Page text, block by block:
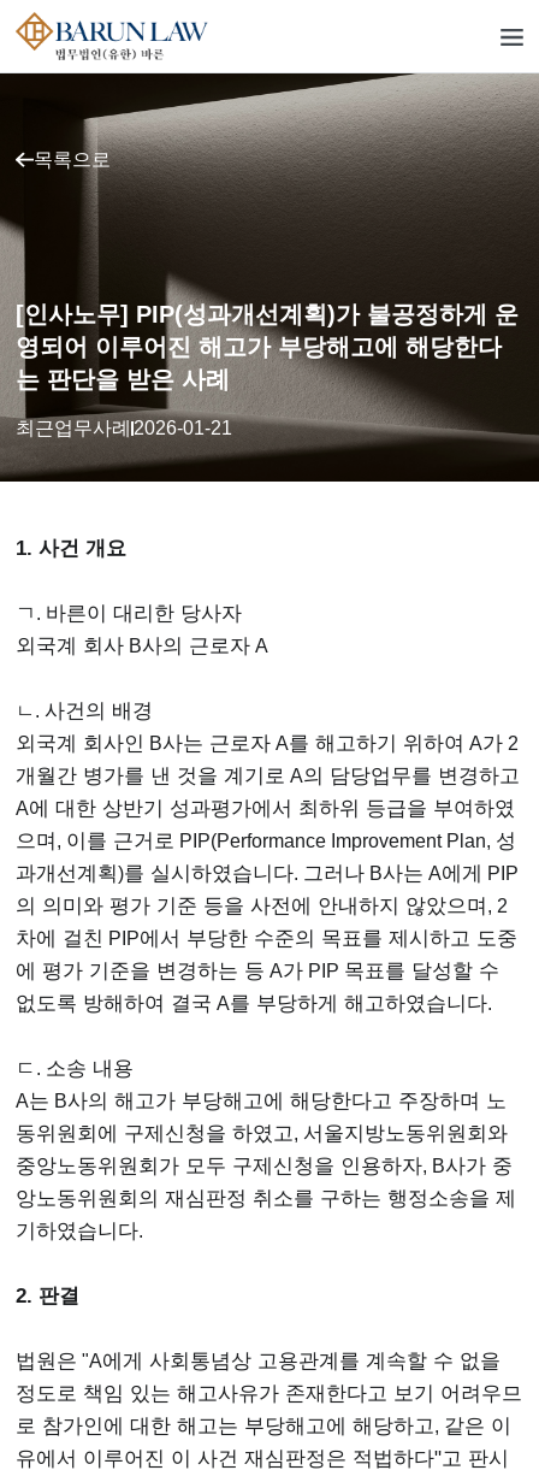
목록으로
[인사노무] PIP(성과개선계획)가 불공정하게 운
영되어 이루어진 해고가 부당해고에 해당한다
는 판단을 받은 사례
최근업무사례 2026-01-21
1. 사건 개요
ㄱ . 바른이 대리한 당사자
외국계 회사 B사의 근로자 A
ㄴ. 사건의 배경
외국계 회사인 B사는 근로자 A를 해고하기 위하여 A가 2
개월간 병가를 낸 것을 계기로 A의 담당업무를 변경하고
A에 대한 상반기 성과평가에서 최하위 등급을 부여하였
으며 , 이를 근거로 PIP(Performance Improvement Plan, 성
과개선계획)를 실시하였습니다. 그러나 B사는 A에게 PIP
의 의미와 평가 기준 등을 사전에 안내하지 않았으며 , 2
차에 걸친 PIP에서 부당한 수준의 목표를 제시하고 도중
에 평가 기준을 변경하는 등 A가 PIP 목표를 달성할 수
없도록 방해하여 결국 A를 부당하게 해고하였습니다.
ㄷ . 소송 내용
A는 B사의 해고가 부당해고에 해당한다고 주장하며 노
동위원회에 구제신청을 하였고, 서울지방노동위원회와
중앙노동위원회가 모두 구제신청을 인용하자, B사가 중
앙노동위원회의 재심판정 취소를 구하는 행정소송을 제
기하였습니다.
2. 판결
법원은 "A에게 사회통념상 고용관계를 계속할 수 없을
정도로 책임 있는 해고사유가 존재한다고 보기 어려우므
로 참가인에 대한 해고는 부당해고에 해당하고, 같은 이
유에서 이루어진 이 사건 재심판정은 적법하다"고 판시